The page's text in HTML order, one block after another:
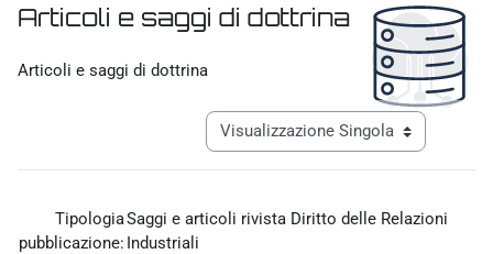
Articoli e saggi di dottrina
Articoli e saggi di dottrina
Navigazione terziaria modalità
Tipologia
pubblicazione:
Saggi e articoli rivista Diritto delle Relazioni
Industriali